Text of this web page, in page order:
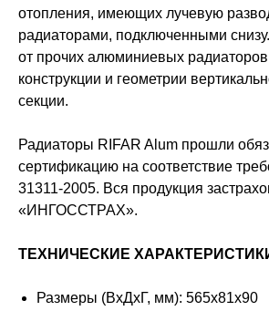
отопления, имеющих лучевую
радиаторами, подключенными
от прочих алюминиевых радиаторов
конструкции и геометрии
секции.
Радиаторы RIFAR Alum прошли
сертификацию на соответствие
31311-2005. Вся продукция
«ИНГОССТРАХ».
ТЕХНИЧЕСКИЕ
Размеры (ВхДхГ, мм): 565x81x90